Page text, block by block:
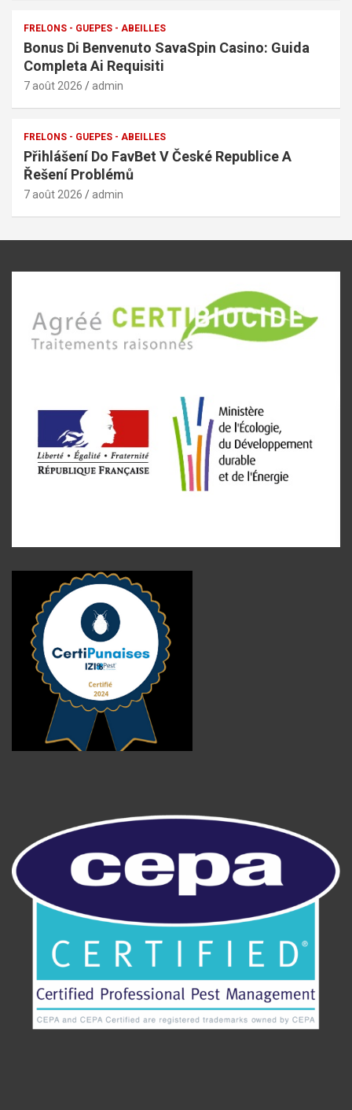
FRELONS - GUEPES - ABEILLES
Bonus Di Benvenuto SavaSpin Casino: Guida
Completa Ai Requisiti
7 août 2026 admin
FRELONS - GUEPES - ABEILLES
Přihlášení Do FavBet V České Republice A
Řešení Problémů
7 août 2026 admin